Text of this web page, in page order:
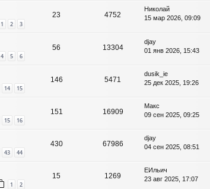
1 2 3
23 4752
Николай
15 мар 2026, 09:09
4 5 6
56 13304
djay
01 янв 2026, 15:43
14 15
146 5471
dusik_ie
25 дек 2025, 19:26
15 16
151 16909
Макс
09 сен 2025, 09:25
43 44
430 67986
djay
04 сен 2025, 08:51
1 2
15 1269
ЕИльич
23 авг 2025, 17:07